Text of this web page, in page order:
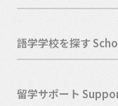
語学学校を探す
留学サポート